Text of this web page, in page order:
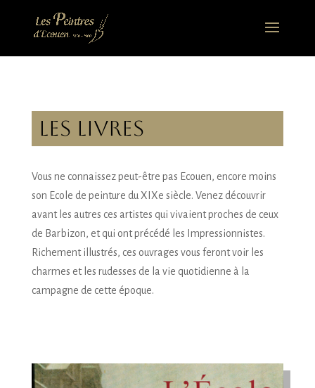
Les Livres
Vous ne connaissez peut-être pas Ecouen, encore moins
son Ecole de peinture du XIXe siècle. Venez découvrir
avant les autres ces artistes qui vivaient proches de ceux
de Barbizon, et qui ont précédé les Impressionnistes.
Richement illustrés, ces ouvrages vous feront voir les
charmes et les rudesses de la vie quotidienne à la
campagne de cette époque.